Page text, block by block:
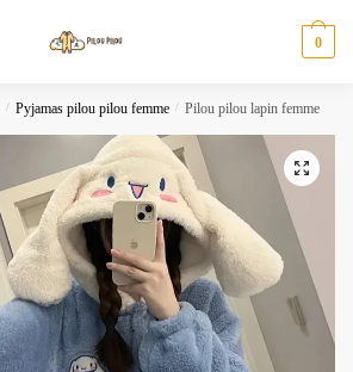
0
/ Pyjamas pilou pilou femme / Pilou pilou lapin femme